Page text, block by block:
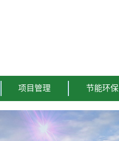
项目管理 节能环保